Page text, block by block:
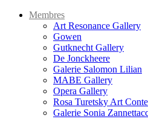
Membres
Art Resonance Gallery
Gowen
Gutknecht Gallery
De Jonckheere
Galerie Salomon Lilian
MABE Gallery
Opera Gallery
Rosa Turetsky Art
Galerie Sonia